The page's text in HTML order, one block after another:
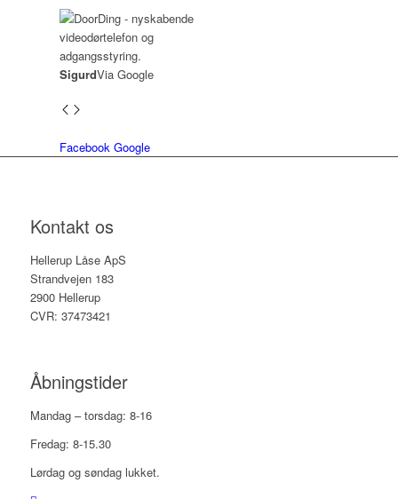
SigurdVia Google
Facebook Google
Kontakt os
Hellerup Låse ApS
Strandvejen 183
2900 Hellerup
CVR: 37473421
Åbningstider
Mandag – torsdag: 8-16
Fredag: 8-15.30
Lørdag og søndag lukket.